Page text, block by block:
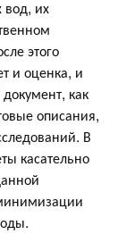
вод, их
этого
и оценка, и
как
описания,
В
касательно